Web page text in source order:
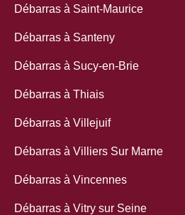
Débarras à Saint-Maurice
Débarras à Santeny
Débarras à Sucy-en-Brie
Débarras à Thiais
Débarras à Villejuif
Débarras à Villiers Sur Marne
Débarras à Vincennes
Débarras à Vitry sur Seine